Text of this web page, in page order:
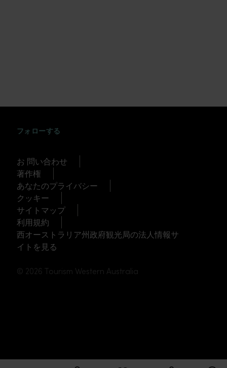
フォローする
お 問い合わせ
著作権
あなたのプライバシー
クッキー
サイトマップ
利用規約
西オーストラリア州政府観光局の法人情報サ
イトを見る
© 2026 Tourism Western Australia